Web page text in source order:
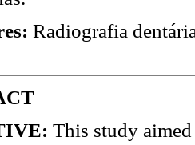
Radiografia
This study aimed